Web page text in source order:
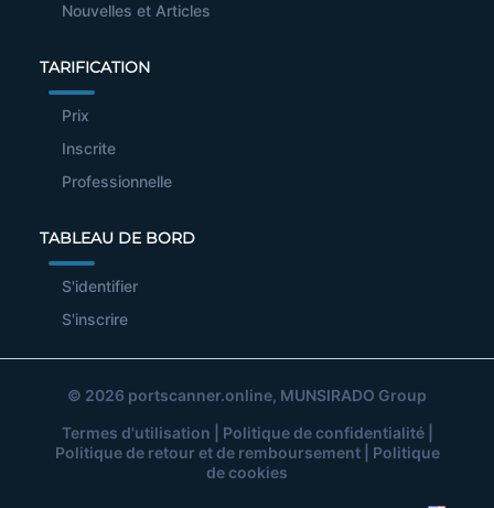
Nouvelles et Articles
TARIFICATION
Prix
Inscrite
Professionnelle
TABLEAU DE BORD
S'identifier
S'inscrire
© 2026 portscanner.online, MUNSIRADO Group
Termes d'utilisation
Politique de confidentialité|
Politique de retour et de remboursement| Politique
de cookies